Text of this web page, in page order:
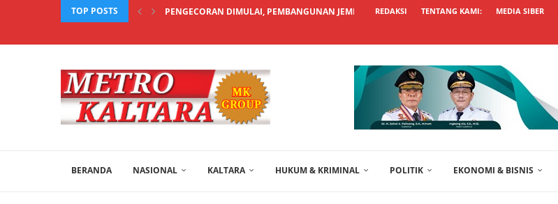
TOP POSTS PENGECORAN DIMULAI, PEMBANGUNAN JEMBATAN BETON SEPALA DALUNG TERUS...
REDAKSI TENTANG KAMI: MEDIA SIBER
BERANDA NASIONAL KALTARA HUKUM & KRIMINAL POLITIK EKONOMI & BISNIS